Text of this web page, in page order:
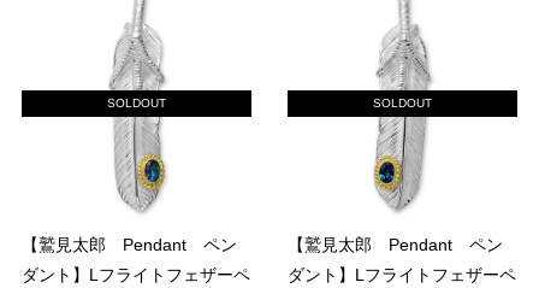
SOLDOUT
【鷲見太郎 Pendant ペン
ダント】Lフライトフェザーペ
SOLDOUT
【鷲見太郎 Pendant ペン
ダント】Lフライトフェザーペ